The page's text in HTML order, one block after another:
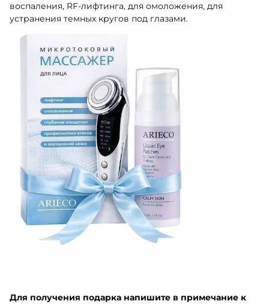
воспаления, RF-лифтинга, для омоложения, для
устранения темных кругов под глазами.
Для получения подарка напишите в примечание к